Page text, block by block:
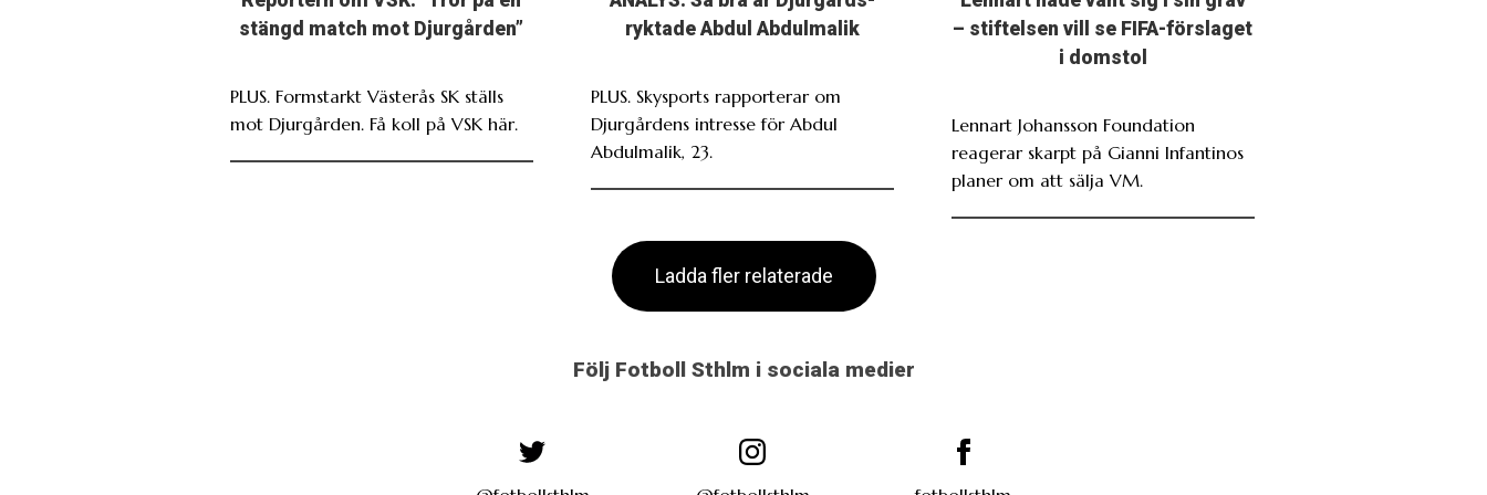
stängd match mot Djurgården”
PLUS. Formstarkt Västerås SK ställs
mot Djurgården. Få koll på VSK här.
ryktade Abdul Abdulmalik
PLUS. Skysports rapporterar om
Djurgårdens intresse för Abdul
Abdulmalik, 23.
– stiftelsen vill se FIFA-förslaget
i domstol
Lennart Johansson Foundation
reagerar skarpt på Gianni Infantinos
planer om att sälja VM.
Ladda fler relaterade
Följ Fotboll Sthlm i sociala medier